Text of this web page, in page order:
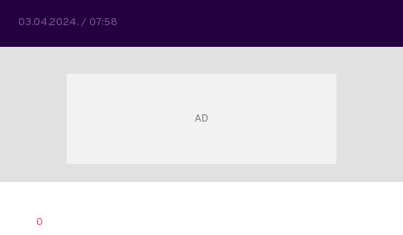
03.04.2024. / 07:58
AUTOR
0